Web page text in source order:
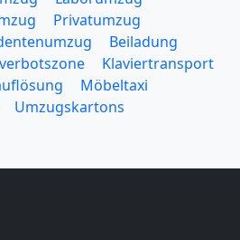
Privatumzug
Beiladung
Klaviertransport
Möbeltaxi
Umzugskartons